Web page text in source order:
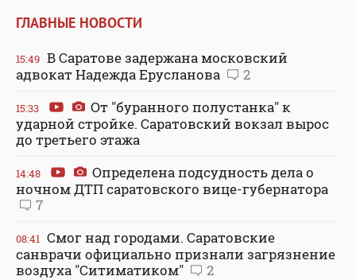
ГЛАВНЫЕ НОВОСТИ
15:49 В Саратове задержана московский
адвокат Надежда Ерусланова
2
15:33
От "буранного полустанка" к
ударной стройке. Саратовский вокзал вырос
до третьего этажа
14:48
Определена подсудность дела о
ночном ДТП саратовского вице-губернатора
7
08:41 Смог над городами. Саратовские
санврачи официально признали загрязнение
воздуха "Ситиматиком"
2